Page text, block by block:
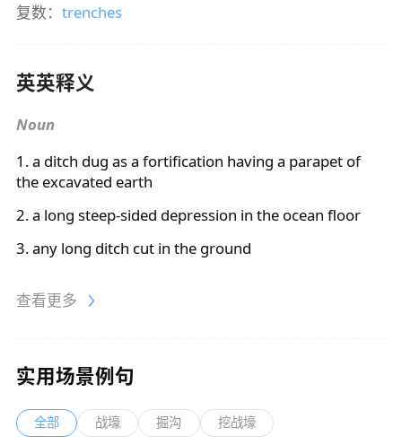
复数： trenches
英英释义
Noun
1. a ditch dug as a fortification having a parapet of
the excavated earth
2. a long steep-sided depression in the ocean floor
3. any long ditch cut in the ground
查看更多
实用场景例句
全部 战壕 掘沟 挖战壕